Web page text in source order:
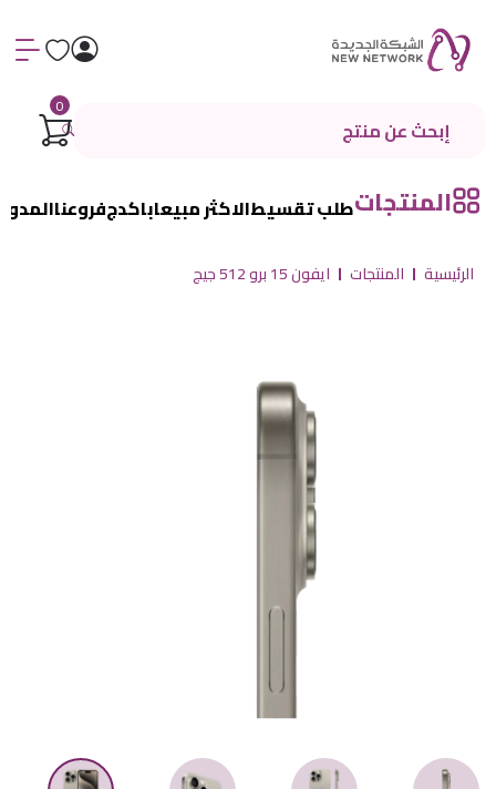
0
المنتجاتطلب تقسيطالاكثر مبيعاباكدجفروعنا
الرئيسية المنتجات ايفون 15 برو 512 جيج